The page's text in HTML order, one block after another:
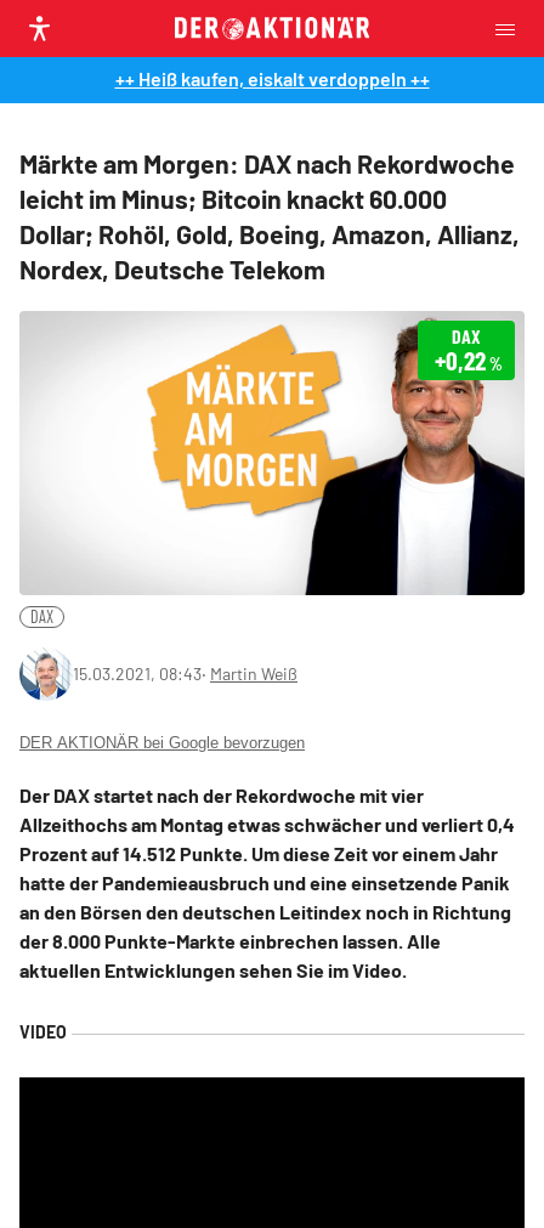
++ Heiß kaufen, eiskalt verdoppeln ++
Märkte am Morgen: DAX nach Rekordwoche
leicht im Minus; Bitcoin knackt 60.000
Dollar; Rohöl, Gold, Boeing, Amazon, Allianz,
Nordex, Deutsche Telekom
DAX
+0,22%
DAX
15.03.2021, 08:43‧ Martin Weiß
DER AKTIONÄR bei Google bevorzugen
Der DAX startet nach der Rekordwoche mit vier
Allzeithochs am Montag etwas schwächer und verliert 0,4
Prozent auf 14.512 Punkte. Um diese Zeit vor einem Jahr
hatte der Pandemieausbruch und eine einsetzende Panik
an den Börsen den deutschen Leitindex noch in Richtung
der 8.000 Punkte-Markte einbrechen lassen. Alle
aktuellen Entwicklungen sehen Sie im Video.